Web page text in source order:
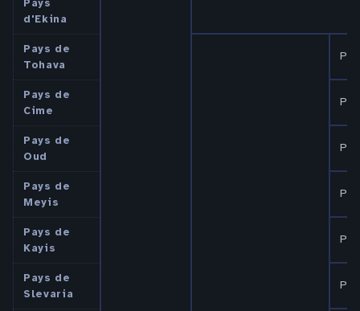
Pays
d'Ekina
Pays de
Tohava
P N
Pays de
Cime
P-P
Pays de
Oud
P
Pays de
Meyis
P N
Pays de
Kayis
P
Pays de
Slevaria
P N